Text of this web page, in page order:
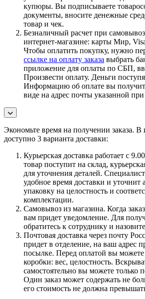
купюры. Вы подписываете
документы, вносите денежные
товар и чек.
Безналичный расчет при
интернет-магазине: карты Мир,
Чтобы оплатить покупку, нужно
ссылке на оплату заказа выбрать
приложение для оплаты по СБП,
Произвести оплату. Деньги
Информацию об оплате вы
виде на адрес почты указанной
Экономьте время на получении заказа. В
доступно 3 варианта доставки:
Курьерская доставка работает с
товар поступит на склад,
для уточнения деталей.
удобное время доставки и уточнит
упаковку на целостность и
комплектации.
Самовывоз из магазина. Когда
вам придет уведомление. Для
обратитесь к сотруднику и
Почтовая доставка через почту
придет в отделение, на ваш адрес
посылке. Перед оплатой вы можете
коробки: вес, целостность.
самостоятельно вы можете только
Один заказ может содержать не
его стоимость не должна